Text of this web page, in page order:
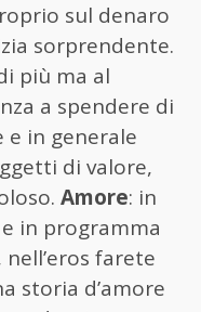
sul denaro
sorprendente.
più ma al
a spendere di
e in generale
di valore,
Amore: in
in programma
nell’eros farete
storia d’amore